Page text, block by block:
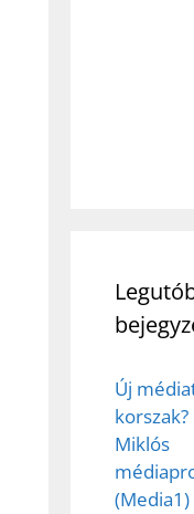
Új
Miklós
(Media1)